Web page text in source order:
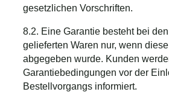
gesetzlichen Vorschriften.
8.2. Eine Garantie besteht bei
gelieferten Waren nur, wenn
abgegeben wurde. Kunden
Garantiebedingungen vor der
Bestellvorgangs informiert.